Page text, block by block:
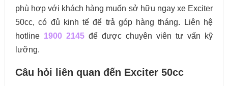
phù hợp với khách hàng muốn sở hữu ngay xe Exciter
50cc, có đủ kinh tế để trả góp hàng tháng. Liên hệ
hotline 1900 2145để được chuyên viên tư vấn kỹ
lưỡng.
Câu hỏi liên quan đến Exciter 50cc